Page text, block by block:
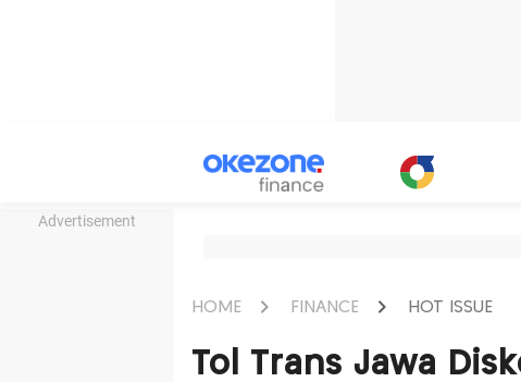
Advertisement
HOME FINANCE HOT ISSUE
Tol Trans Jawa